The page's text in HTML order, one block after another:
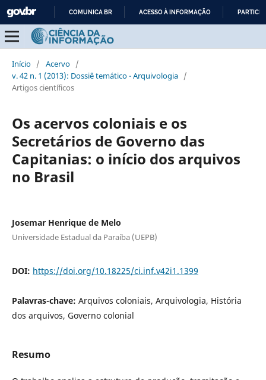
COMUNICA BR ACESSO À INFORMAÇÃO
Início / Acervo /
v. 42 n. 1 (2013): Dossiê temático - Arquivologia /
Artigos científicos
Os acervos coloniais e os
Secretários de Governo das
Capitanias: o início dos arquivos
no Brasil
Josemar Henrique de Melo
Universidade Estadual da Paraíba (UEPB)
DOI: https://doi.org/10.18225/ci.inf.v42i1.1399
Palavras-chave: Arquivos coloniais, Arquivologia, História
dos arquivos, Governo colonial
Resumo